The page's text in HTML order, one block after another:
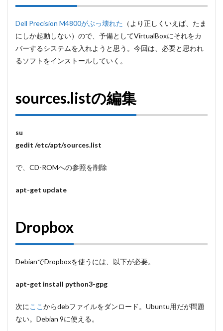
Dell Precision M4800がぶっ壊れた （より正しくいえば、たま
にしか起動しない）ので、予備としてVirtualBoxにそれをカ
バーするシステムを入れようと思う。今回は、必要と思われ
るソフトをインストールしていく。
sources.listの編集
su
gedit /etc/apt/sources.list
で、CD-ROMへの参照を削除
apt-get update
Dropbox
DebianでDropboxを使うには、以下が必要。
apt-get install python3-gpg
次に ここ からdebファイルをダンロード。Ubuntu用だが問題
ない。Debian 9に使える。